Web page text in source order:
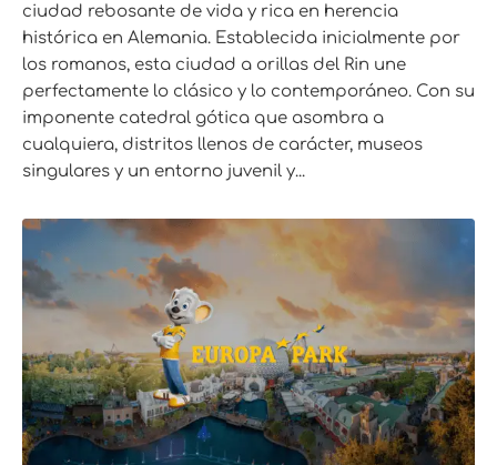
ciudad rebosante de vida y rica en herencia
histórica en Alemania. Establecida inicialmente por
los romanos, esta ciudad a orillas del Rin une
perfectamente lo clásico y lo contemporáneo. Con su
imponente catedral gótica que asombra a
cualquiera, distritos llenos de carácter, museos
singulares y un entorno juvenil y...